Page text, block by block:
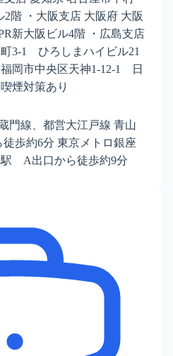
階 ・大阪支店 大阪府 大阪
新大阪ビル4階 ・広島支店
3-1 ひろしまハイビル21
岡市中央区天神1-12-1 日
煙対策あり
門線、都営大江戸線 青山
歩約6分 東京メトロ銀座
駅 A出口から徒歩約9分